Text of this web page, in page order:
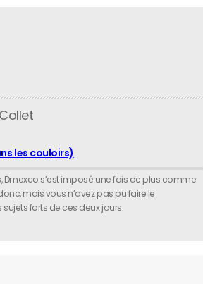
les couloirs)
Dmexco s’est imposé une fois de plus comme
mais vous n’avez pas pu faire le
forts de ces deux jours.